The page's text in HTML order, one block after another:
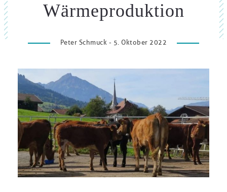
Wärmeproduktion
Peter Schmuck - 5. Oktober 2022